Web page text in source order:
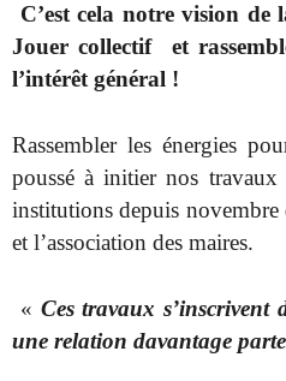
C’est cela notre vision
Jouer collectif et
l’intérêt général !
Rassembler les énergies
poussé à initier nos
institutions depuis novembre
et l’association des maires.
« Ces travaux
une relation davantage